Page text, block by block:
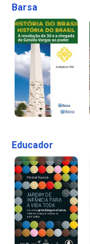
Barsa
Educador